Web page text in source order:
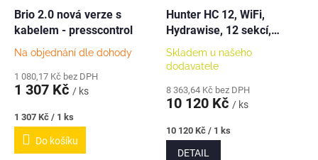
Brio 2.0 nová verze s
kabelem - presscontrol
Na objednání dle dohody
1 080,17 Kč bez DPH
1 307 Kč / ks
Měrná
cena:
1 307 Kč / 1 ks
Do košíku
Hunter HC 12, WiFi,
Hydrawise, 12 sekcí,
interiérová
Skladem u našeho
dodavatele
8 363,64 Kč bez DPH
10 120 Kč / ks
Měrná
cena:
10 120 Kč / 1 ks
DETAIL